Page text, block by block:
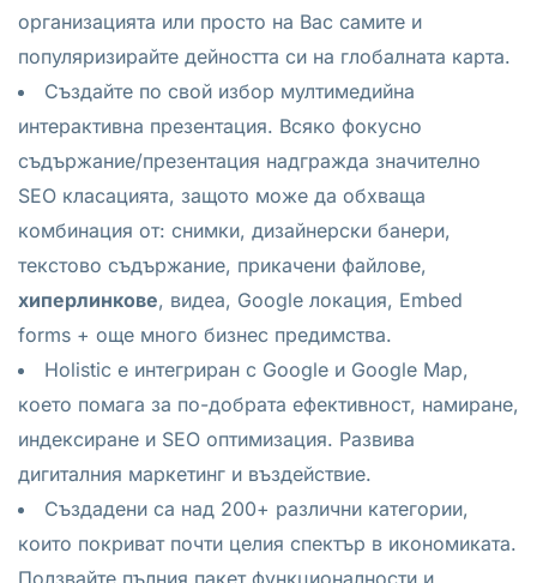
организацията или просто на Вас самите и
популяризирайте дейността си на глобалната карта.
Създайте по свой избор мултимедийна
интерактивна презентация. Всяко фокусно
съдържание/презентация надгражда значително
SEO класацията, защото може да обхваща
комбинация от: снимки, дизайнерски банери,
текстово съдържание, прикачени файлове,
хиперлинкове, видеа, Google локация, Embed
forms + още много бизнес предимства.
Holistic e интегриран с Google и Google Map,
което помага за по-добрата ефективност, намиране,
индексиране и SEO оптимизация. Развива
дигиталния маркетинг и въздействие.
Създадени са над 200+ различни категории,
които покриват почти целия спектър в икономиката.
Ползвайте пълния пакет функционалности и